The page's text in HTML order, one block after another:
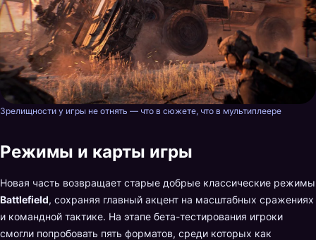
Зрелищности у игры не отнять — что в сюжете, что в мультиплеере
Режимы и карты игры
Новая часть возвращает старые добрые классические режимы
Battlefield, сохраняя главный акцент на масштабных сражениях
и командной тактике. На этапе бета-тестирования игроки
смогли попробовать пять форматов, среди которых как